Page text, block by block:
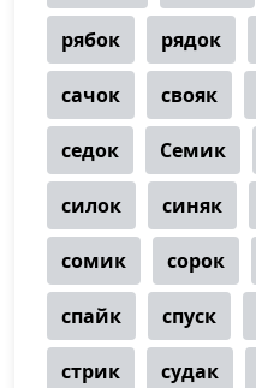
рябок рядок
сачок свояк
седок Семик
силок синяк
сомик сорок
спайк спуск
стрик судак